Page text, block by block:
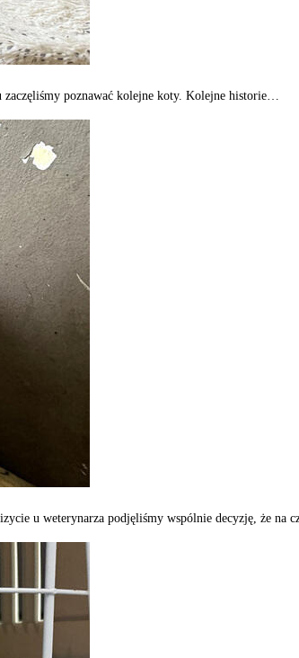
zaczęliśmy poznawać kolejne koty. Kolejne historie…
u weterynarza podjęliśmy wspólnie decyzję, że na